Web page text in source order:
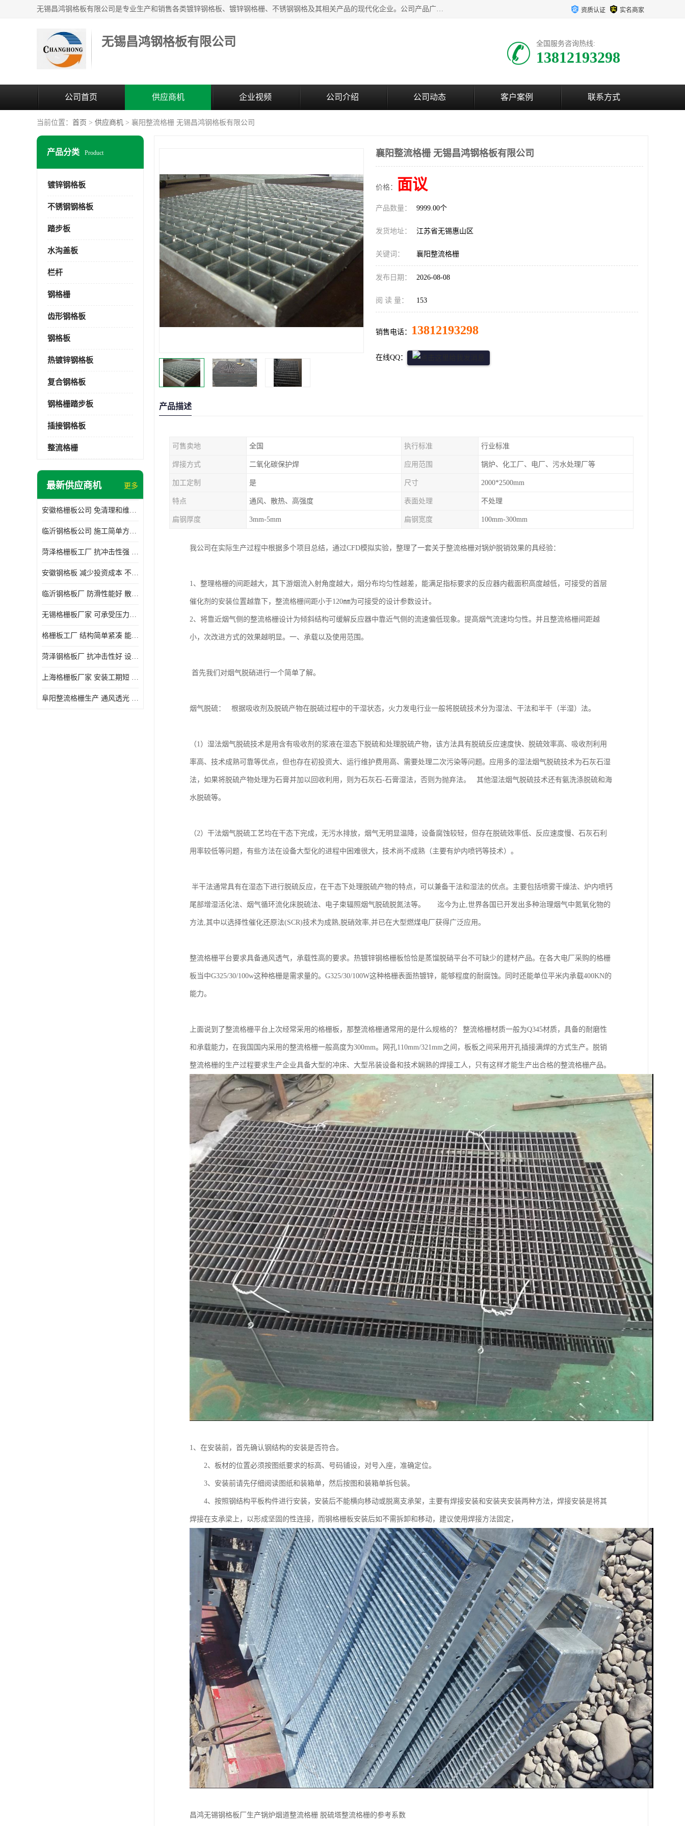
无锡昌鸿钢格板有限公司是专业生产和销售各类镀锌钢格板、镀锌钢格栅、不锈钢钢格及其相关产品的现代化企业。公司产品广泛运用于石油、化工、港口、电力、运输、造纸、医药、钢铁、食品、市政、房地产、制造业等各个领域。 资质认证 实名商家
无锡昌鸿钢格板有限公司 全国服务咨询热线:
13812193298
公司首页 供应商机 企业视频 公司介绍 公司动态 客户案例 联系方式
当前位置： 首页 > 供应商机 > 襄阳整流格栅 无锡昌鸿钢格板有限公司
产品分类 Product
镀锌钢格板
不锈钢钢格板
踏步板
水沟盖板
栏杆
钢格栅
齿形钢格板
钢格板
热镀锌钢格板
复合钢格板
钢格栅踏步板
插接钢格板
整流格栅
最新供应商机 更多
安徽格栅板公司 免清理和维护 安装需要人工少
临沂钢格板公司 施工简单方便 通风好 减少风阻
菏泽格栅板工厂 抗冲击性强 安装需要人工少
安徽钢格板 减少投资成本 不用清洗和维护
临沂钢格板厂 防滑性能好 散热防爆效果好
无锡格栅板厂家 可承受压力强 安装需要人工少
格栅板工厂 结构简单紧凑 能减少风力破坏
菏泽钢格板厂 抗冲击性好 设计规范 通风透光
上海格栅板厂家 安装工期短 通风好 减少风阻
阜阳整流格栅生产 通风透光 免清理和维护
襄阳整流格栅 无锡昌鸿钢格板有限公司
价格： 面议
产品数量： 9999.00个
发货地址： 江苏省无锡惠山区
关键词： 襄阳整流格栅
发布日期： 2026-08-08
阅 读 量： 153
销售电话： 13812193298
在线QQ：
产品描述
可售卖地 全国 执行标准 行业标准
焊接方式 二氧化碳保护焊 应用范围 锅炉、化工厂、电厂、污水处理厂等
加工定制 是 尺寸 2000*2500mm
特点 通风、散热、高强度 表面处理 不处理
扁钢厚度 3mm-5mm 扁钢宽度 100mm-300mm
我公司在实际生产过程中根据多个项目总结，通过CFD模拟实验，整理了一套关于整流格栅对锅炉脱销效果的具经验：
1、整理格栅的间距越大，其下游烟流入射角度越大，烟分布均匀性越差，能满足指标要求的反应器内截面积高度越低，可接受的首层
催化剂的安装位置越靠下，整流格栅间距小于120㎜为可接受的设计参数设计。
2、将靠近烟气侧的整流格栅设计为倾斜结构可缓解反应器中靠近气侧的流速偏低现象。提高烟气流速均匀性。并且整流格栅间距越
小，次改进方式的效果越明显。一、承载以及使用范围。
首先我们对烟气脱硝进行一个简单了解。
烟气脱硫： 根据吸收剂及脱硫产物在脱硫过程中的干湿状态，火力发电行业一般将脱硫技术分为湿法、干法和半干（半湿）法。
（1）湿法烟气脱硫技术是用含有吸收剂的浆液在湿态下脱硫和处理脱硫产物，该方法具有脱硫反应速度快、脱硫效率高、吸收剂利用
率高、技术成熟可靠等优点，但也存在初投资大、运行维护费用高、需要处理二次污染等问题。应用多的湿法烟气脱硫技术为石灰石湿
法，如果将脱硫产物处理为石膏并加以回收利用，则为石灰石-石膏湿法，否则为抛弃法。 其他湿法烟气脱硫技术还有氨洗涤脱硫和海
水脱硫等。
（2）干法烟气脱硫工艺均在干态下完成，无污水排放，烟气无明显温降，设备腐蚀较轻，但存在脱硫效率低、反应速度慢、石灰石利
用率较低等问题，有些方法在设备大型化的进程中困难很大，技术尚不成熟（主要有炉内喷钙等技术）。
半干法通常具有在湿态下进行脱硫反应，在干态下处理脱硫产物的特点，可以兼备干法和湿法的优点。主要包括喷雾干燥法、炉内喷钙
尾部增湿活化法、烟气循环流化床脱硫法、电子束辐照烟气脱硫脱氮法等。 迄今为止,世界各国已开发出多种治理烟气中氮氧化物的
方法,其中以选择性催化还原法(SCR)技术为成熟,脱硝效率,并已在大型燃煤电厂获得广泛应用。
整流格栅平台要求具备通风透气，承载性高的要求。热镀锌钢格栅板恰恰是蒸馏脱硝平台不可缺少的建材产品。在各大电厂采购的格栅
板当中G325/30/100w这种格栅是需求量的。G325/30/100W这种格栅表面热镀锌，能够程度的耐腐蚀。同时还能单位平米内承载400KN的
能力。
上面说到了整流格栅平台上次经常采用的格栅板，那整流格栅通常用的是什么规格的？ 整流格栅材质一般为Q345材质，具备的耐磨性
和承载能力，在我国国内采用的整流格栅一般高度为300mm。网孔110mm/321mm之间，板板之间采用开孔插接满焊的方式生产。脱销
整流格栅的生产过程要求生产企业具备大型的冲床、大型吊装设备和技术娴熟的焊接工人，只有这样才能生产出合格的整流格栅产品。
1、在安装前，首先确认钢结构的安装是否符合。
2、板材的位置必须按图纸要求的标高、号码铺设，对号入座，准确定位。
3、安装前请先仔细阅读图纸和装箱单，然后按图和装箱单拆包装。
4、按照钢结构平板构件进行安装，安装后不能横向移动或脱离支承架，主要有焊接安装和安装夹安装两种方法，焊接安装是将其
焊接在支承梁上，以形成坚固的性连接，而钢格栅板安装后如不需拆卸和移动，建议使用焊接方法固定，
昌鸿无锡钢格板厂生产锅炉烟道整流格栅 脱硫塔整流格栅的参考系数